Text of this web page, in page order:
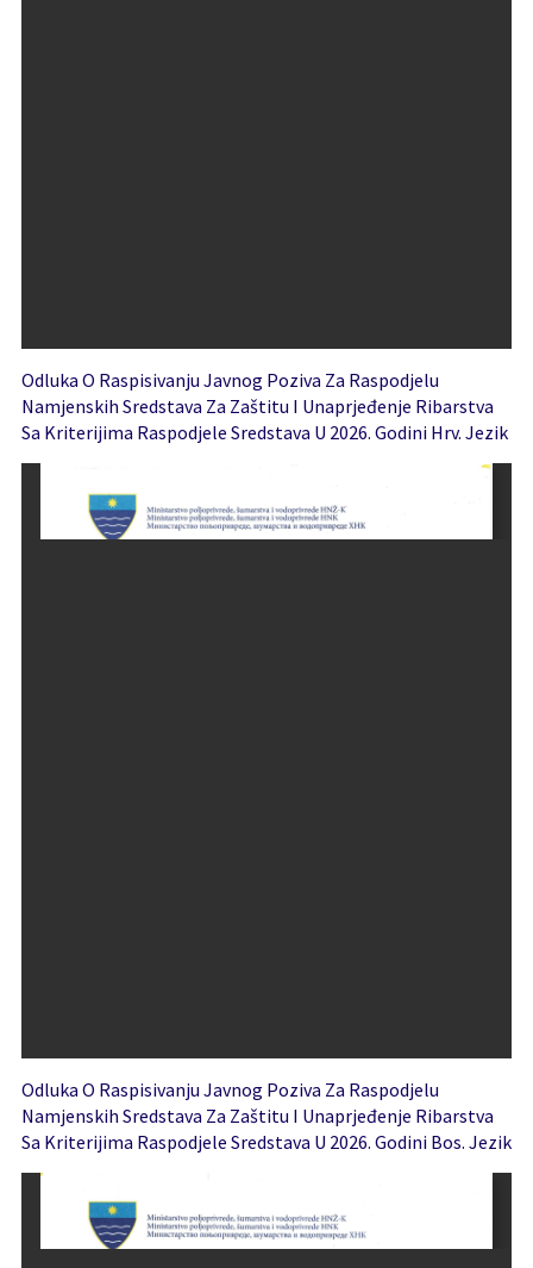
Odluka O Raspisivanju Javnog Poziva Za Raspodjelu
Namjenskih Sredstava Za Zaštitu I Unaprjeđenje Ribarstva
Sa Kriterijima Raspodjele Sredstava U 2026. Godini Hrv. Jezik
Odluka O Raspisivanju Javnog Poziva Za Raspodjelu
Namjenskih Sredstava Za Zaštitu I Unaprjeđenje Ribarstva
Sa Kriterijima Raspodjele Sredstava U 2026. Godini Bos. Jezik